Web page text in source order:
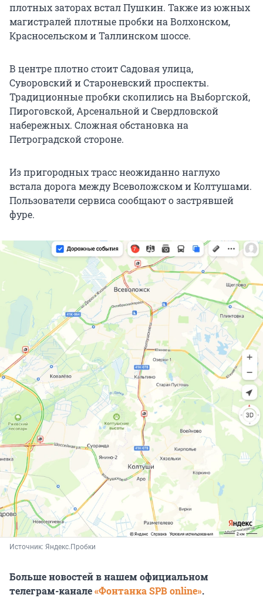
плотных заторах встал Пушкин. Также из южных
магистралей плотные пробки на Волхонском,
Красносельском и Таллинском шоссе.
В центре плотно стоит Садовая улица,
Суворовский и Староневский проспекты.
Традиционные пробки скопились на Выборгской,
Пироговской, Арсенальной и Свердловской
набережных. Сложная обстановка на
Петроградской стороне.
Из пригородных трасс неожиданно наглухо
встала дорога между Всеволожском и Колтушами.
Пользователи сервиса сообщают о застрявшей
фуре.
Источник: Яндекс.Пробки
Больше новостей в нашем официальном
телеграм-канале«Фонтанка SPB online».